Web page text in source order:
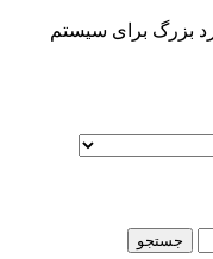
بزرگ برای سیستم